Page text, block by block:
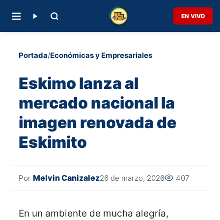
EN VIVO
Portada/Económicas y Empresariales
Eskimo lanza al
mercado nacional la
imagen renovada de
Eskimito
Por Melvin Canizalez26 de marzo, 2026 407
En un ambiente de mucha alegría,